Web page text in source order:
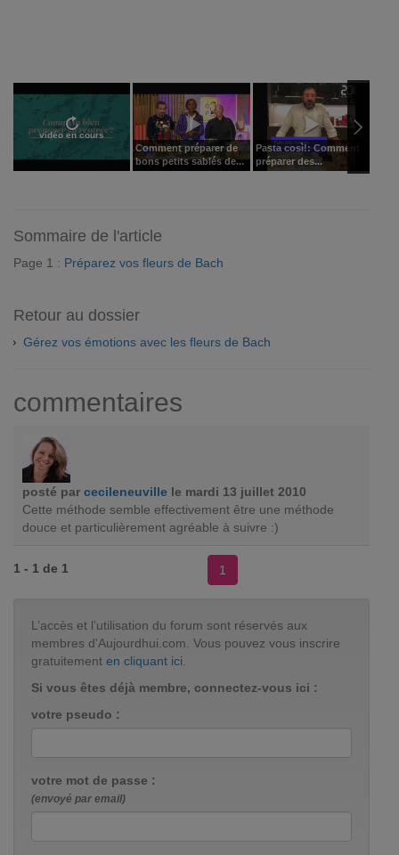
vidéo en cours
Comment préparer de
bons petits sablés de...
Pasta così!: Comment
préparer des...
Sommaire de l'article
Page 1 : Préparez vos fleurs de Bach
Retour au dossier
Gérez vos émotions avec les fleurs de Bach
commentaires
posté par cecileneuville le mardi 13 juillet 2010
Cette méthode semble effectivement être une méthode
douce et particulièrement agréable à suivre :)
1 - 1 de 1 1
L’accès et l’utilisation du forum sont réservés aux
membres d'Aujourdhui.com. Vous pouvez vous inscrire
gratuitement en cliquant ici
Si vous êtes déjà membre, connectez-vous ici :
votre pseudo :
votre mot de passe :
(envoyé par email)